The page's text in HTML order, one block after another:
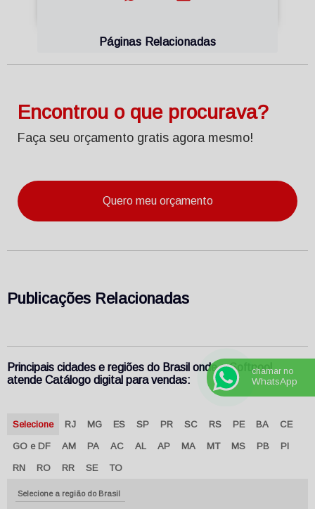
Páginas Relacionadas
Encontrou o que procurava?
Faça seu orçamento gratis agora mesmo!
Quero meu orçamento
Publicações Relacionadas
Principais cidades e regiões do Brasil onde a Softpool
atende Catálogo digital para vendas:
Selecione RJ MG ES SP PR SC RS PE BA CE
GO e DF AM PA AC AL AP MA MT MS PB PI
RN RO RR SE TO
Selecione a região do Brasil
chamar no
WhatsApp